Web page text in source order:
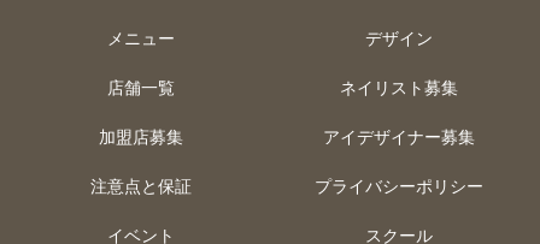
メニュー
店舗一覧
加盟店募集
注意点と保証
イベント
デザイン
ネイリスト募集
アイデザイナー募集
プライバシーポリシー
スクール